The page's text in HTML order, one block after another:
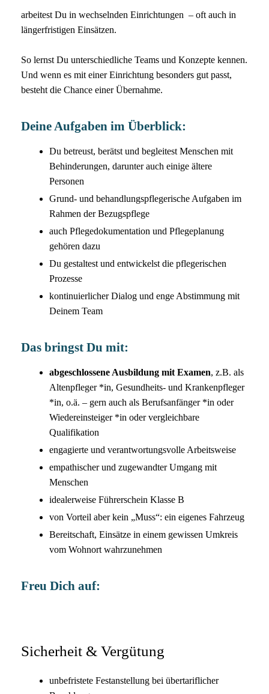
arbeitest Du in wechselnden Einrichtungen – oft auch in
längerfristigen Einsätzen.
So lernst Du unterschiedliche Teams und Konzepte kennen.
Und wenn es mit einer Einrichtung besonders gut passt,
besteht die Chance einer Übernahme.
Deine Aufgaben im Überblick:
Du betreust, berätst und begleitest Menschen mit
Behinderungen, darunter auch einige ältere
Personen
Grund- und behandlungspflegerische Aufgaben im
Rahmen der Bezugspflege
auch Pflegedokumentation und Pflegeplanung
gehören dazu
Du gestaltest und entwickelst die pflegerischen
Prozesse
kontinuierlicher Dialog und enge Abstimmung mit
Deinem Team
Das bringst Du mit:
abgeschlossene Ausbildung mit Examen, z.B. als
Altenpfleger *in, Gesundheits- und Krankenpfleger
*in, o.ä. – gern auch als Berufsanfänger *in oder
Wiedereinsteiger *in oder vergleichbare
Qualifikation
engagierte und verantwortungsvolle Arbeitsweise
empathischer und zugewandter Umgang mit
Menschen
idealerweise Führerschein Klasse B
von Vorteil aber kein „Muss“: ein eigenes Fahrzeug
Bereitschaft, Einsätze in einem gewissen Umkreis
vom Wohnort wahrzunehmen
Freu Dich auf:
Sicherheit & Vergütung
unbefristete Festanstellung bei übertariflicher